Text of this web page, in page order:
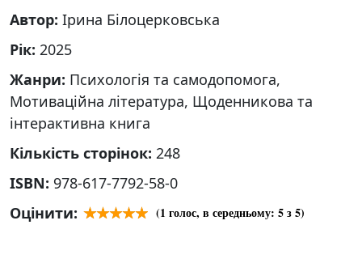
Автор: Ірина Білоцерковська
Рік: 2025
Жанри: Психологія та самодопомога,
Мотиваційна література, Щоденникова та
інтерактивна книга
Кількість сторінок: 248
ISBN: 978-617-7792-58-0
Оцінити:
(1 голос, в середньому: 5з 5)